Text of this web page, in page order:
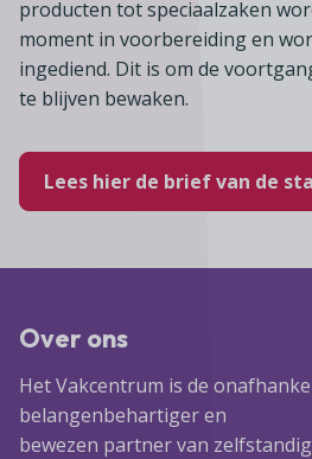
producten tot speciaalzaken
moment in voorbereiding en
ingediend. Dit is om de
te blijven bewaken.
Lees hier de brief van de
Over ons
Het Vakcentrum is de
belangenbehartiger en
bewezen partner van